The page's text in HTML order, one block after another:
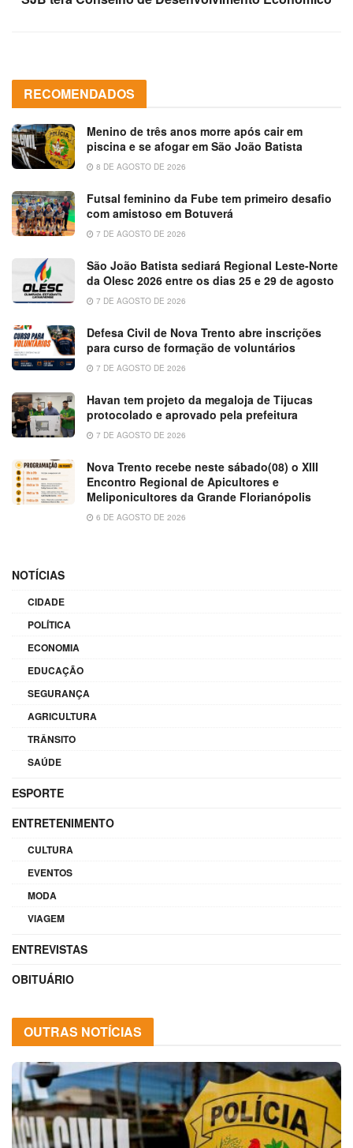
RECOMENDADOS
Menino de três anos morre após cair em
piscina e se afogar em São João Batista
8 DE AGOSTO DE 2026
Futsal feminino da Fube tem primeiro desafio
com amistoso em Botuverá
7 DE AGOSTO DE 2026
São João Batista sediará Regional Leste-Norte
da Olesc 2026 entre os dias 25 e 29 de agosto
7 DE AGOSTO DE 2026
Defesa Civil de Nova Trento abre inscrições
para curso de formação de voluntários
7 DE AGOSTO DE 2026
Havan tem projeto da megaloja de Tijucas
protocolado e aprovado pela prefeitura
7 DE AGOSTO DE 2026
Nova Trento recebe neste sábado(08) o XIII
Encontro Regional de Apicultores e
Meliponicultores da Grande Florianópolis
6 DE AGOSTO DE 2026
NOTÍCIAS
CIDADE
POLÍTICA
ECONOMIA
EDUCAÇÃO
SEGURANÇA
AGRICULTURA
TRÂNSITO
SAÚDE
ESPORTE
ENTRETENIMENTO
CULTURA
EVENTOS
MODA
VIAGEM
ENTREVISTAS
OBITUÁRIO
OUTRAS NOTÍCIAS